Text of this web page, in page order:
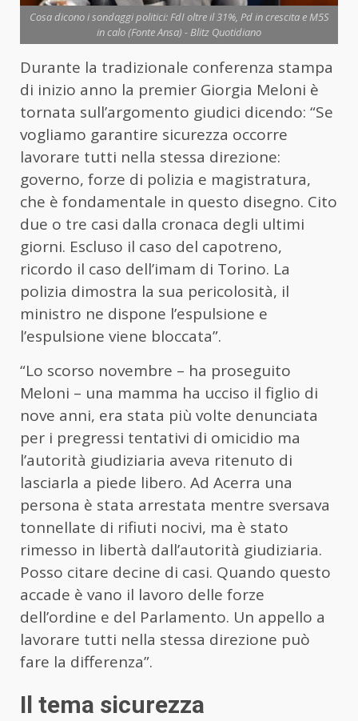
Cosa dicono i sondaggi politici: FdI oltre il 31%, Pd in crescita e M5S
in calo (Fonte Ansa) - Blitz Quotidiano
Durante la tradizionale conferenza stampa
di inizio anno la premier Giorgia Meloni è
tornata sull’argomento giudici dicendo: “Se
vogliamo garantire sicurezza occorre
lavorare tutti nella stessa direzione:
governo, forze di polizia e magistratura,
che è fondamentale in questo disegno. Cito
due o tre casi dalla cronaca degli ultimi
giorni. Escluso il caso del capotreno,
ricordo il caso dell’imam di Torino. La
polizia dimostra la sua pericolosità, il
ministro ne dispone l’espulsione e
l’espulsione viene bloccata”.
“Lo scorso novembre – ha proseguito
Meloni – una mamma ha ucciso il figlio di
nove anni, era stata più volte denunciata
per i pregressi tentativi di omicidio ma
l’autorità giudiziaria aveva ritenuto di
lasciarla a piede libero. Ad Acerra una
persona è stata arrestata mentre sversava
tonnellate di rifiuti nocivi, ma è stato
rimesso in libertà dall’autorità giudiziaria.
Posso citare decine di casi. Quando questo
accade è vano il lavoro delle forze
dell’ordine e del Parlamento. Un appello a
lavorare tutti nella stessa direzione può
fare la differenza”.
Il tema sicurezza